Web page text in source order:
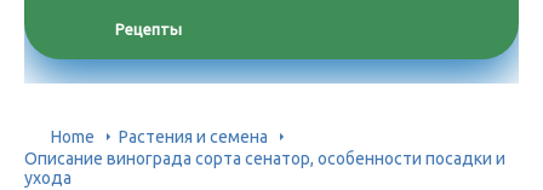
Рецепты
Home
Растения и семена
Описание винограда сорта сенатор, особенности посадки и
ухода